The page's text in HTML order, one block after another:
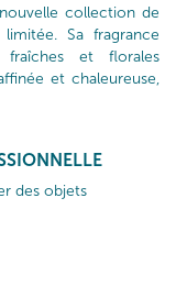
collection de
Sa fragrance
fraîches et florales
et chaleureuse,
des objets